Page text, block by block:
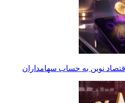
نوین به حساب سهامداران